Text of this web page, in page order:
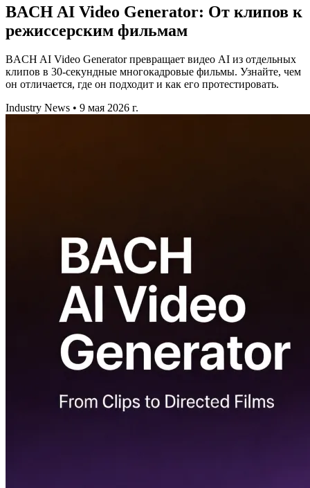
BACH AI Video Generator: От клипов к
режиссерским фильмам
BACH AI Video Generator превращает видео AI из отдельных
клипов в 30-секундные многокадровые фильмы. Узнайте, чем
он отличается, где он подходит и как его протестировать.
Industry News • 9 мая 2026 г.